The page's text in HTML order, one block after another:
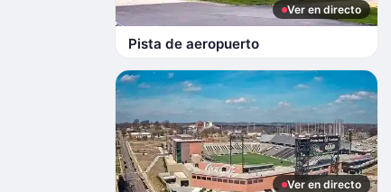
Ver en directo
Pista de aeropuerto
Ver en directo